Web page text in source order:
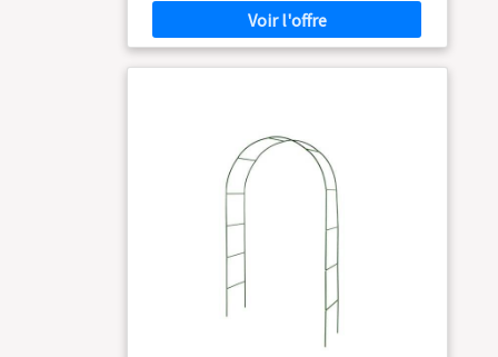
m, l'arc offre suffisamment d'espace pour les
plantes grimpantes et les roses grimpantes.
pour plantes grimpantes résiste pendant de
nombreuses années au vent et aux intempéries.